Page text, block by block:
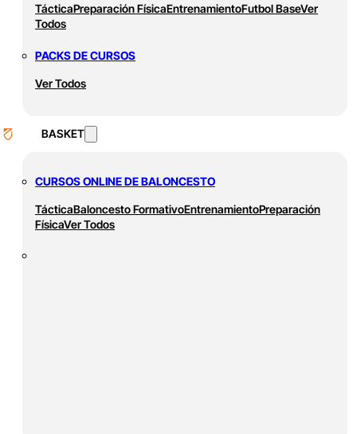
TácticaPreparación FísicaEntrenamientoFutbol BaseVer
Todos
PACKS DE CURSOS
Ver Todos
BASKET
CURSOS ONLINE DE BALONCESTO
TácticaBaloncesto FormativoEntrenamientoPreparación
FísicaVer Todos